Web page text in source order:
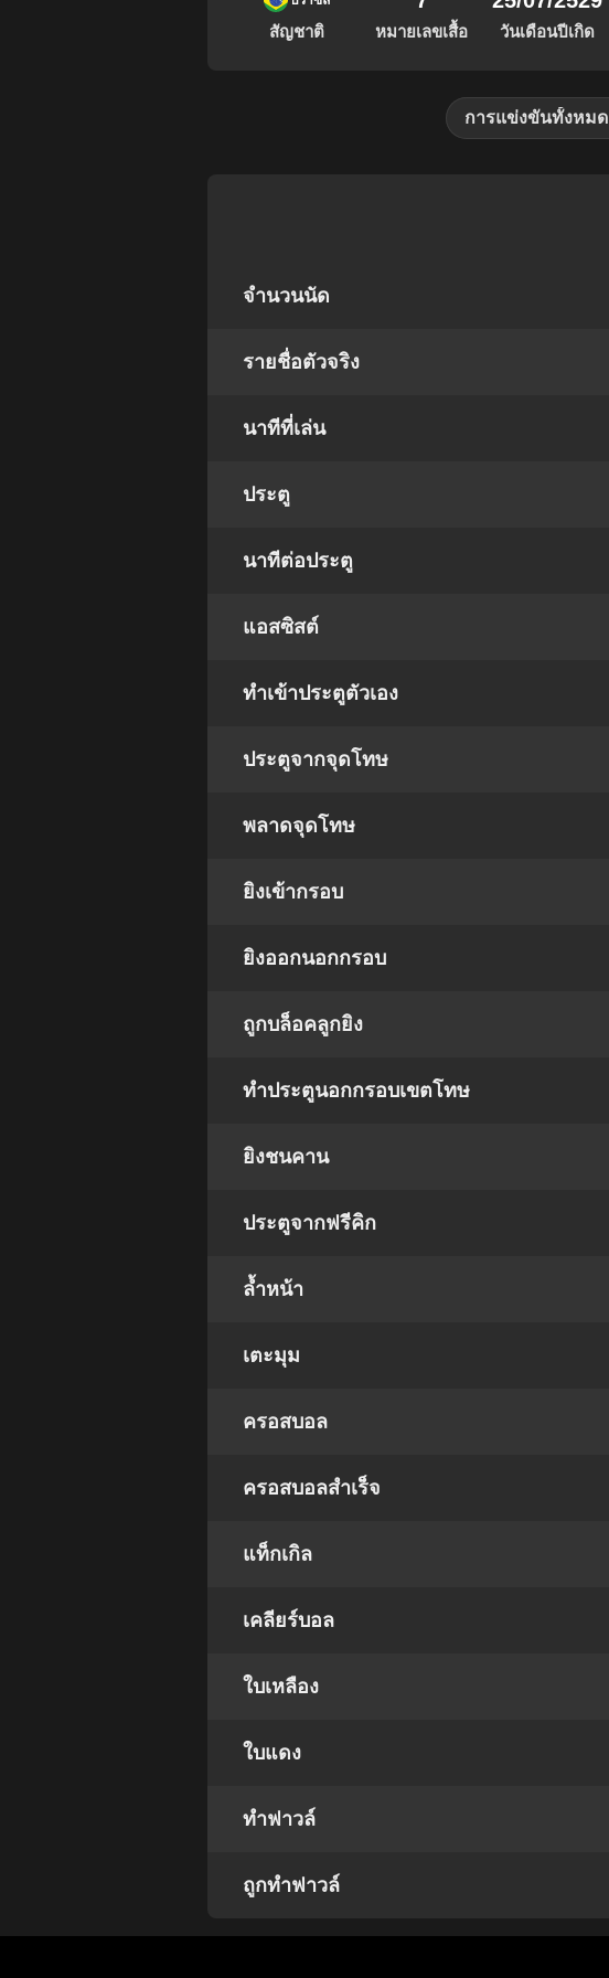
สัญชาติ หมายเลขเสื้อ วันเดือนปีเกิด
การแข่งขันทั้งหมด
จำนวนนัด
รายชื่อตัวจริง
นาทีที่เล่น
ประตู
นาทีต่อประตู
แอสซิสต์
ทําเข้าประตูตัวเอง
ประตูจากจุดโทษ
พลาดจุดโทษ
ยิงเข้ากรอบ
ยิงออกนอกกรอบ
ถูกบล็อคลูกยิง
ทำประตูนอกกรอบเขตโทษ
ยิงชนคาน
ประตูจากฟรีคิก
ล้ำหน้า
เตะมุม
ครอสบอล
ครอสบอลสำเร็จ
แท็กเกิล
เคลียร์บอล
ใบเหลือง
ใบแดง
ทำฟาวล์
ถูกทำฟาวล์